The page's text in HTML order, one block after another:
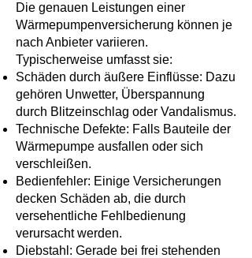
Die genauen Leistungen einer
Wärmepumpenversicherung können je
nach Anbieter variieren.
Typischerweise umfasst sie:
Schäden durch äußere Einflüsse: Dazu
gehören Unwetter, Überspannung
durch Blitzeinschlag oder Vandalismus.
Technische Defekte: Falls Bauteile der
Wärmepumpe ausfallen oder sich
verschleißen.
Bedienfehler: Einige Versicherungen
decken Schäden ab, die durch
versehentliche Fehlbedienung
verursacht werden.
Diebstahl: Gerade bei frei stehenden